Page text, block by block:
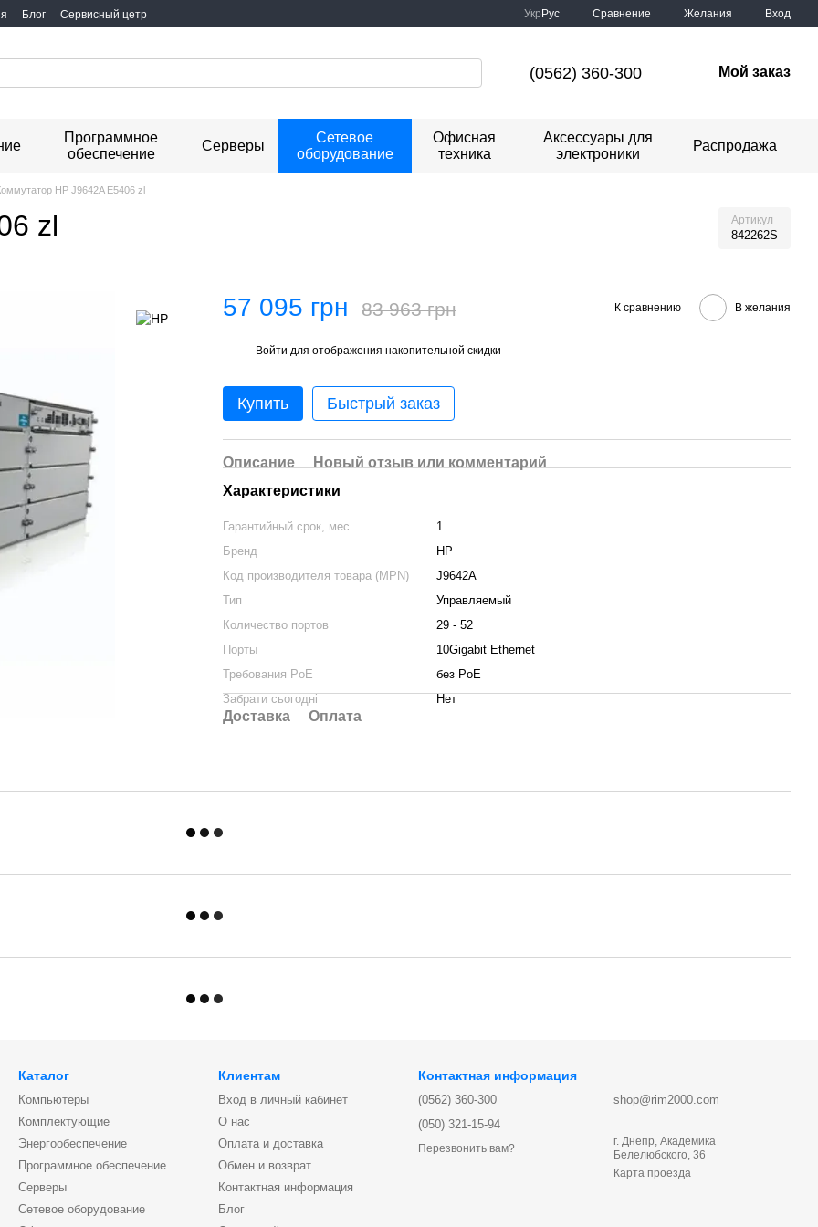
Блог Сервисный цетр Укр Рус Сравнение Желания Вход
(0562) 360-300 Мой заказ
Программное
обеспечение
Серверы
Сетевое
оборудование
Офисная
техника
Аксессуары для
электроники
Распродажа
HP J9642A E5406 zl
zl Артикул
842262S
57 095 грн 83 963 грн К сравнению В желания
Войти для отображения накопительной скидки
Купить Быстрый заказ
Описание
Новый отзыв или комментарий
Характеристики
Гарантийный срок, мес.
1
Бренд
HP
Код производителя товара (MPN)
J9642A
Тип
Управляемый
Количество портов
29 - 52
Порты
10Gigabit Ethernet
Требования PoE
без PoE
Забрати сьогодні
Нет
Доставка Оплата
Каталог
Компьютеры
Комплектующие
Энергообеспечение
Программное обеспечение
Серверы
Сетевое оборудование
Клиентам
Вход в личный кабинет
О нас
Оплата и доставка
Обмен и возврат
Контактная информация
Блог
Контактная информация
(0562) 360-300
(050) 321-15-94
Перезвонить вам?
shop@rim2000.com
г. Днепр, Академика
Белелюбского, 36
Карта проезда